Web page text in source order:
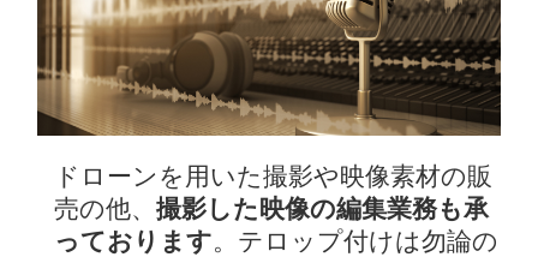
ドローンを用いた撮影や映像素材の販
売の他、 撮影した映像の編集業務も承
っております 。テロップ付けは勿論の